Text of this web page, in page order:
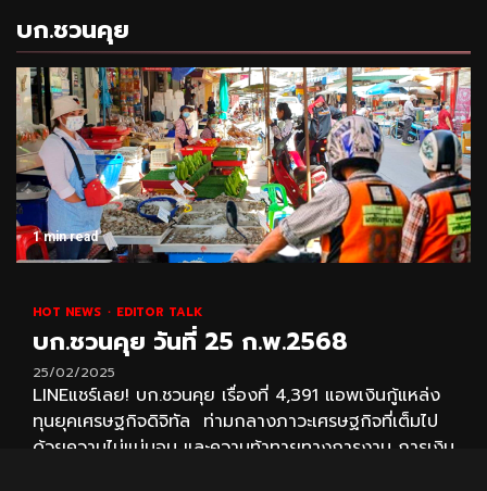
บก.ชวนคุย
1 min read
HOT NEWS EDITOR TALK
บก.ชวนคุย วันที่ 25 ก.พ.2568
25/02/2025
LINEแชร์เลย! บก.ชวนคุย เรื่องที่ 4,391 แอพเงินกู้แหล่ง
ทุนยุคเศรษฐกิจดิจิทัล ท่ามกลางภาวะเศรษฐกิจที่เต็มไป
ด้วยความไม่แน่นอน และความท้าทายทางการงาน การเงิน